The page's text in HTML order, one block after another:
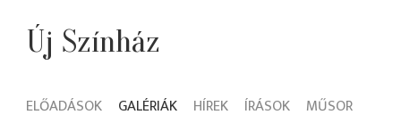
Új Színház
ELŐADÁSOK GALÉRIÁK HÍREK ÍRÁSOK
MŰSOR